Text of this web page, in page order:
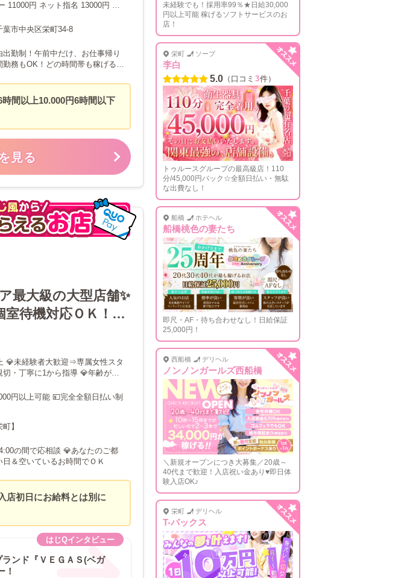
11000円 ネット指名 13000円 本
16000円 60分【⭐️2】 60分
葉市中央区栄町34-8
出勤制！午前中だけ、お仕事帰り
勤務もOK！どの時間帯も稼げるの
間以上10.000円6時間以下
見る
最大級の大型店舗✨
待機対応ＯＫ！衛
◎未経験も積極採
💎未経験者大歓迎⇒専属女性スタ
切・丁寧に1から指導 💎年齢が心
円以上可能 💴完全全額日払い制
】
の間で応相談 💎あなたのご都
日＆空いているお時間でＯＫ
店初日にお給料とは別に
ンド『ＶＥＧＡＳ(ベガ
！
未経験でも！採用率99％★日給30,000
円以上可能 稼げるソフトサービスのお
店！
栄町 ソープ
李白
5.0 （口コミ 3件）
トゥルースグループの最高級店！110
分/45,000円バック☆全額日払い・無駄
な出費なし！
船橋 ホテヘル
船橋桃色の妻たち
即尺・AF・待ち合わせなし！日給保証
25,000円！
西船橋 デリヘル
ノンノンガールズ西船橋
＼新規オープンにつき大募集／20歳～
40代まで歓迎！入店祝い金あり♥即日体
験入店OK♪
栄町 デリヘル
T-バックス